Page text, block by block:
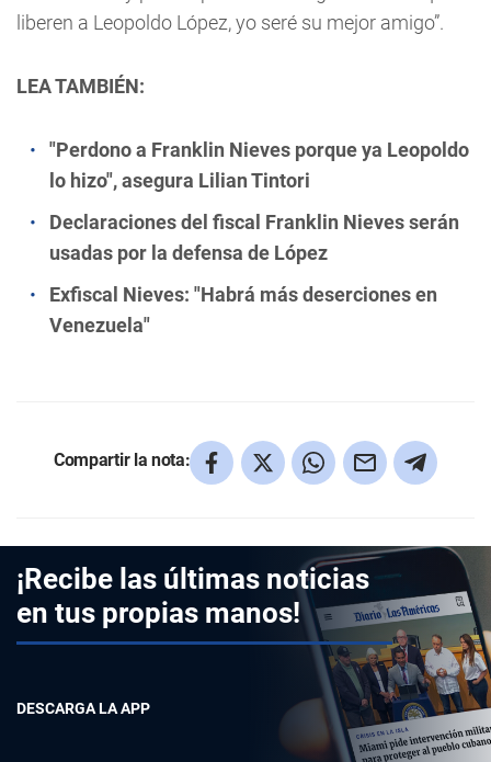
liberen a Leopoldo López, yo seré su mejor amigo”.
LEA TAMBIÉN:
"Perdono a Franklin Nieves porque ya Leopoldo
lo hizo", asegura Lilian Tintori
Declaraciones del fiscal Franklin Nieves serán
usadas por la defensa de López
Exfiscal Nieves: "Habrá más deserciones en
Venezuela"
Compartir la nota:
¡Recibe las últimas noticias
en tus propias manos!
DESCARGA LA APP